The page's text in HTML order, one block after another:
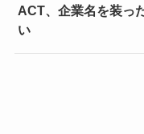
ACT、企業名を装っ
い